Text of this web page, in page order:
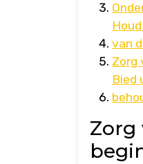
van
Zorg
Bied
Zorg